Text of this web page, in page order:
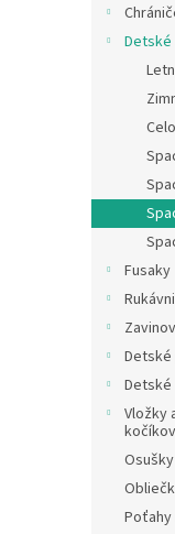
Fusaky
Vložky
kočíkov